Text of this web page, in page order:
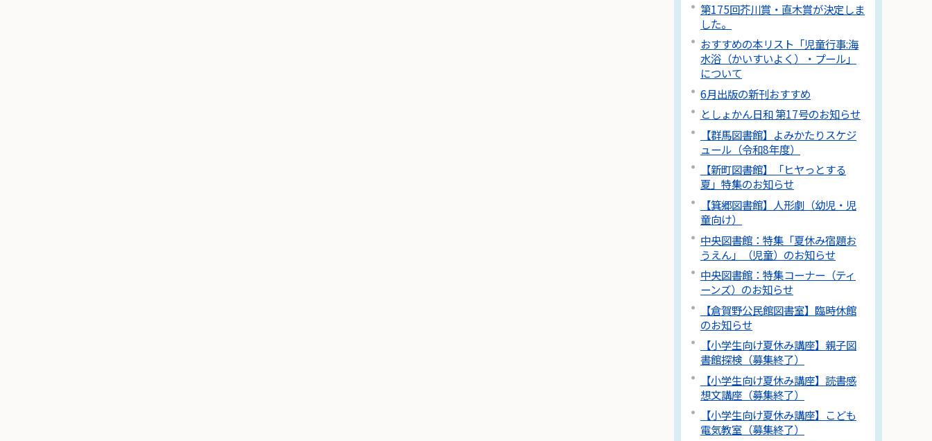
第175回芥川賞・直木賞が決定しま
した。
おすすめの本リスト「児童行事:海
水浴（かいすいよく）・プール」
について
6月出版の新刊おすすめ
としょかん日和 第17号のお知らせ
【群馬図書館】よみかたりスケジ
ュール（令和8年度）
【新町図書館】「ヒヤっとする
夏」特集のお知らせ
【箕郷図書館】人形劇（幼児・児
童向け）
中央図書館：特集「夏休み宿題お
うえん」（児童）のお知らせ
中央図書館：特集コーナー（ティ
ーンズ）のお知らせ
【倉賀野公民館図書室】臨時休館
のお知らせ
【小学生向け夏休み講座】親子図
書館探検（募集終了）
【小学生向け夏休み講座】読書感
想文講座（募集終了）
【小学生向け夏休み講座】こども
電気教室（募集終了）